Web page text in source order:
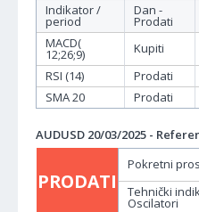
Indikator /
period
Dan -
Prodati
MACD(
12;26;9) Kupiti
RSI (14)
Prodati
SMA 20
Prodati
AUDUSD 20/03/2025 -
PRODATI
Pokretni
Tehnički
Oscilatori